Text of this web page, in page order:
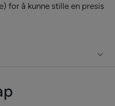
for å kunne stille en presis